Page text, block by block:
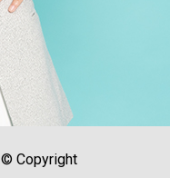
Copyright